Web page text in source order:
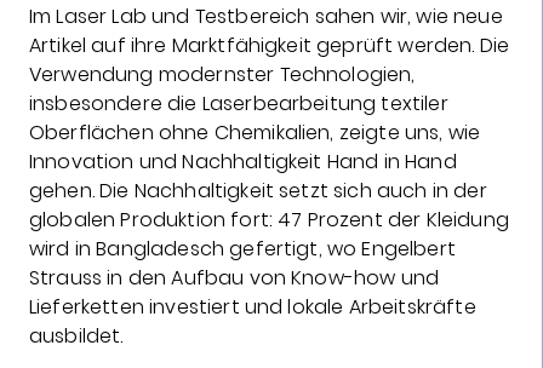
Im Laser Lab und Testbereich sahen wir, wie neue
Artikel auf ihre Marktfähigkeit geprüft werden. Die
Verwendung modernster Technologien,
insbesondere die Laserbearbeitung textiler
Oberflächen ohne Chemikalien, zeigte uns, wie
Innovation und Nachhaltigkeit Hand in Hand
gehen. Die Nachhaltigkeit setzt sich auch in der
globalen Produktion fort: 47 Prozent der Kleidung
wird in Bangladesch gefertigt, wo Engelbert
Strauss in den Aufbau von Know-how und
Lieferketten investiert und lokale Arbeitskräfte
ausbildet.